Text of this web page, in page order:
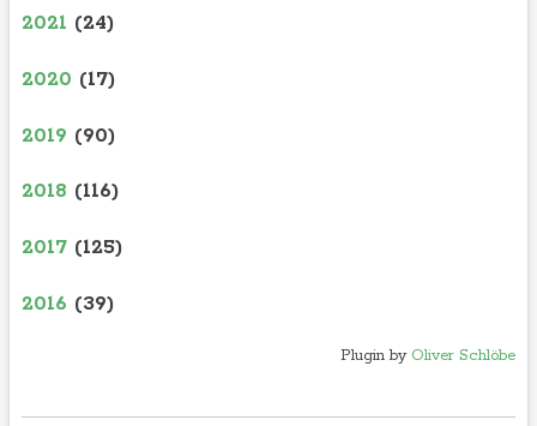
2021 (24)
2020 (17)
2019 (90)
2018 (116)
2017 (125)
2016 (39)
Plugin by Oliver Schlöbe